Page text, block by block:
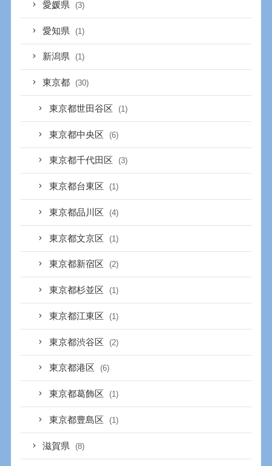
愛媛県 (3)
愛知県 (1)
新潟県 (1)
東京都 (30)
東京都世田谷区 (1)
東京都中央区 (6)
東京都千代田区 (3)
東京都台東区 (1)
東京都品川区 (4)
東京都文京区 (1)
東京都新宿区 (2)
東京都杉並区 (1)
東京都江東区 (1)
東京都渋谷区 (2)
東京都港区 (6)
東京都葛飾区 (1)
東京都豊島区 (1)
滋賀県 (8)